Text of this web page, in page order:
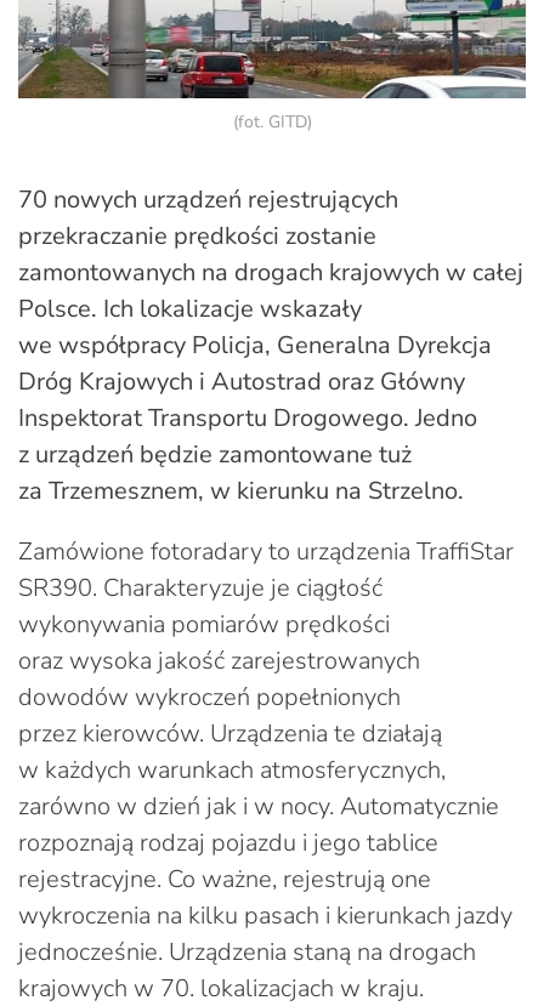
(fot. GITD)
70 nowych urządzeń rejestrujących
przekraczanie prędkości zostanie
zamontowanych na drogach krajowych w całej
Polsce. Ich lokalizacje wskazały
we współpracy Policja, Generalna Dyrekcja
Dróg Krajowych i Autostrad oraz Główny
Inspektorat Transportu Drogowego. Jedno
z urządzeń będzie zamontowane tuż
za Trzemesznem, w kierunku na Strzelno.
Zamówione fotoradary to urządzenia TraffiStar
SR390. Charakteryzuje je ciągłość
wykonywania pomiarów prędkości
oraz wysoka jakość zarejestrowanych
dowodów wykroczeń popełnionych
przez kierowców. Urządzenia te działają
w każdych warunkach atmosferycznych,
zarówno w dzień jak i w nocy. Automatycznie
rozpoznają rodzaj pojazdu i jego tablice
rejestracyjne. Co ważne, rejestrują one
wykroczenia na kilku pasach i kierunkach jazdy
jednocześnie. Urządzenia staną na drogach
krajowych w 70. lokalizacjach w kraju.